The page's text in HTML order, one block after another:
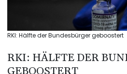
RKI: Hälfte der Bundesbürger geboostert
RKI: HÄLFTE DER